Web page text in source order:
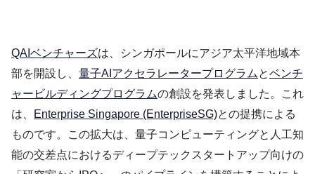
QAIベンチャーズは、シンガポールにアジア太平洋地域本
部を開設し、 量子AIアクセラレータープログラム とベンチ
ャービルディングプログラムの創設を発表しました。これ
は、
Enterprise Singapore (EnterpriseSG)との提携による
ものです。この拡大は、量子コンピューティングと人工知
能の交差点におけるディープテックスタートアップ向けの